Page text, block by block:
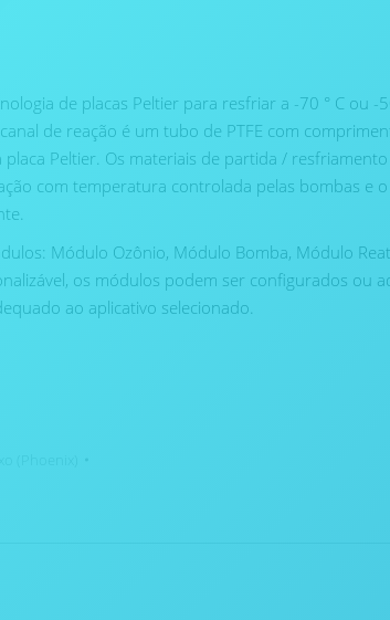
de placas Peltier para resfriar a -70 ° C ou -
de reação é um tubo de PTFE com
placa Peltier. Os materiais de partida /
com temperatura controlada pelas bombas e
Módulo Ozônio, Módulo Bomba, Módulo
os módulos podem ser configurados ou
ao aplicativo selecionado.